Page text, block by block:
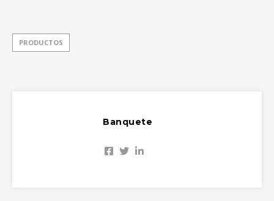
PRODUCTOS
Banquete